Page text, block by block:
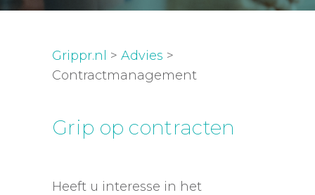
Grippr.nl > Advies >
Contractmanagement
Grip op contracten
Heeft u interesse in het